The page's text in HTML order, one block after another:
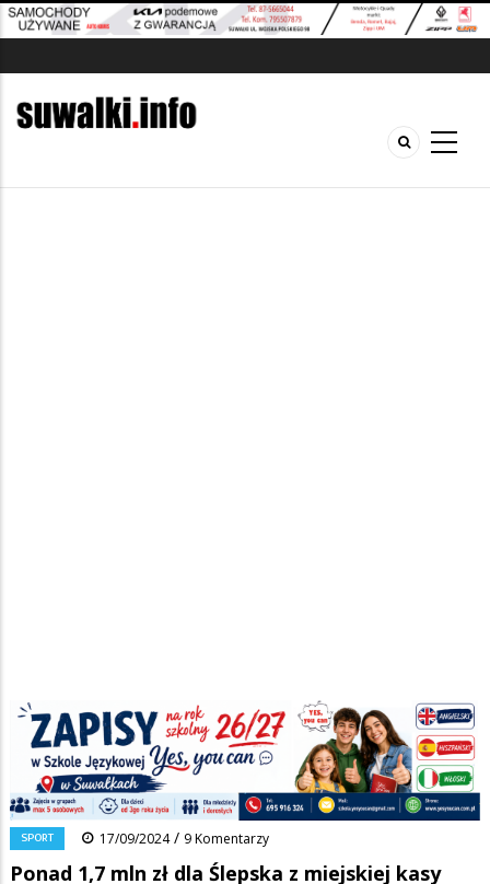
Ścieżka
nawigacyjna
Strona główna/Wiadomości /Sport/
Ponad 1,7 mln zł dla Ślepska z miejskiej kasy
Facebook PinterestTumblr
0 Reddit Share
SPORT 17/09/2024/ 9 Komentarzy
Ponad 1,7 mln zł dla Ślepska z miejskiej kasy